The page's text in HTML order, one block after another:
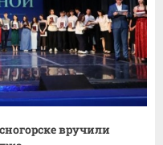
вручили